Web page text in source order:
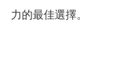
力的最佳選擇。